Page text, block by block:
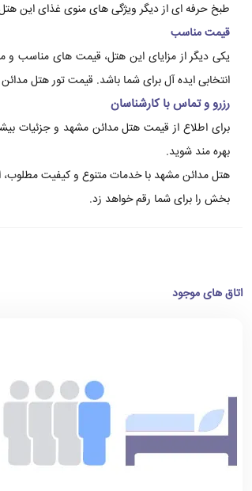
طبخ حرفه ای از دیگر ویژگی های منوی غذای این
قیمت مناسب
یکی دیگر از مزایای این هتل، قیمت های مناسب و
انتخابی ایده آل برای شما باشد. قیمت تور هتل
رزرو و تماس با کارشناسان
برای اطلاع از قیمت هتل مدائن مشهد و جزئیات
بهره مند شوید.
هتل مدائن مشهد با خدمات متنوع و کیفیت مطلوب،
بخش را برای شما رقم خواهد زد.
اتاق های موجود